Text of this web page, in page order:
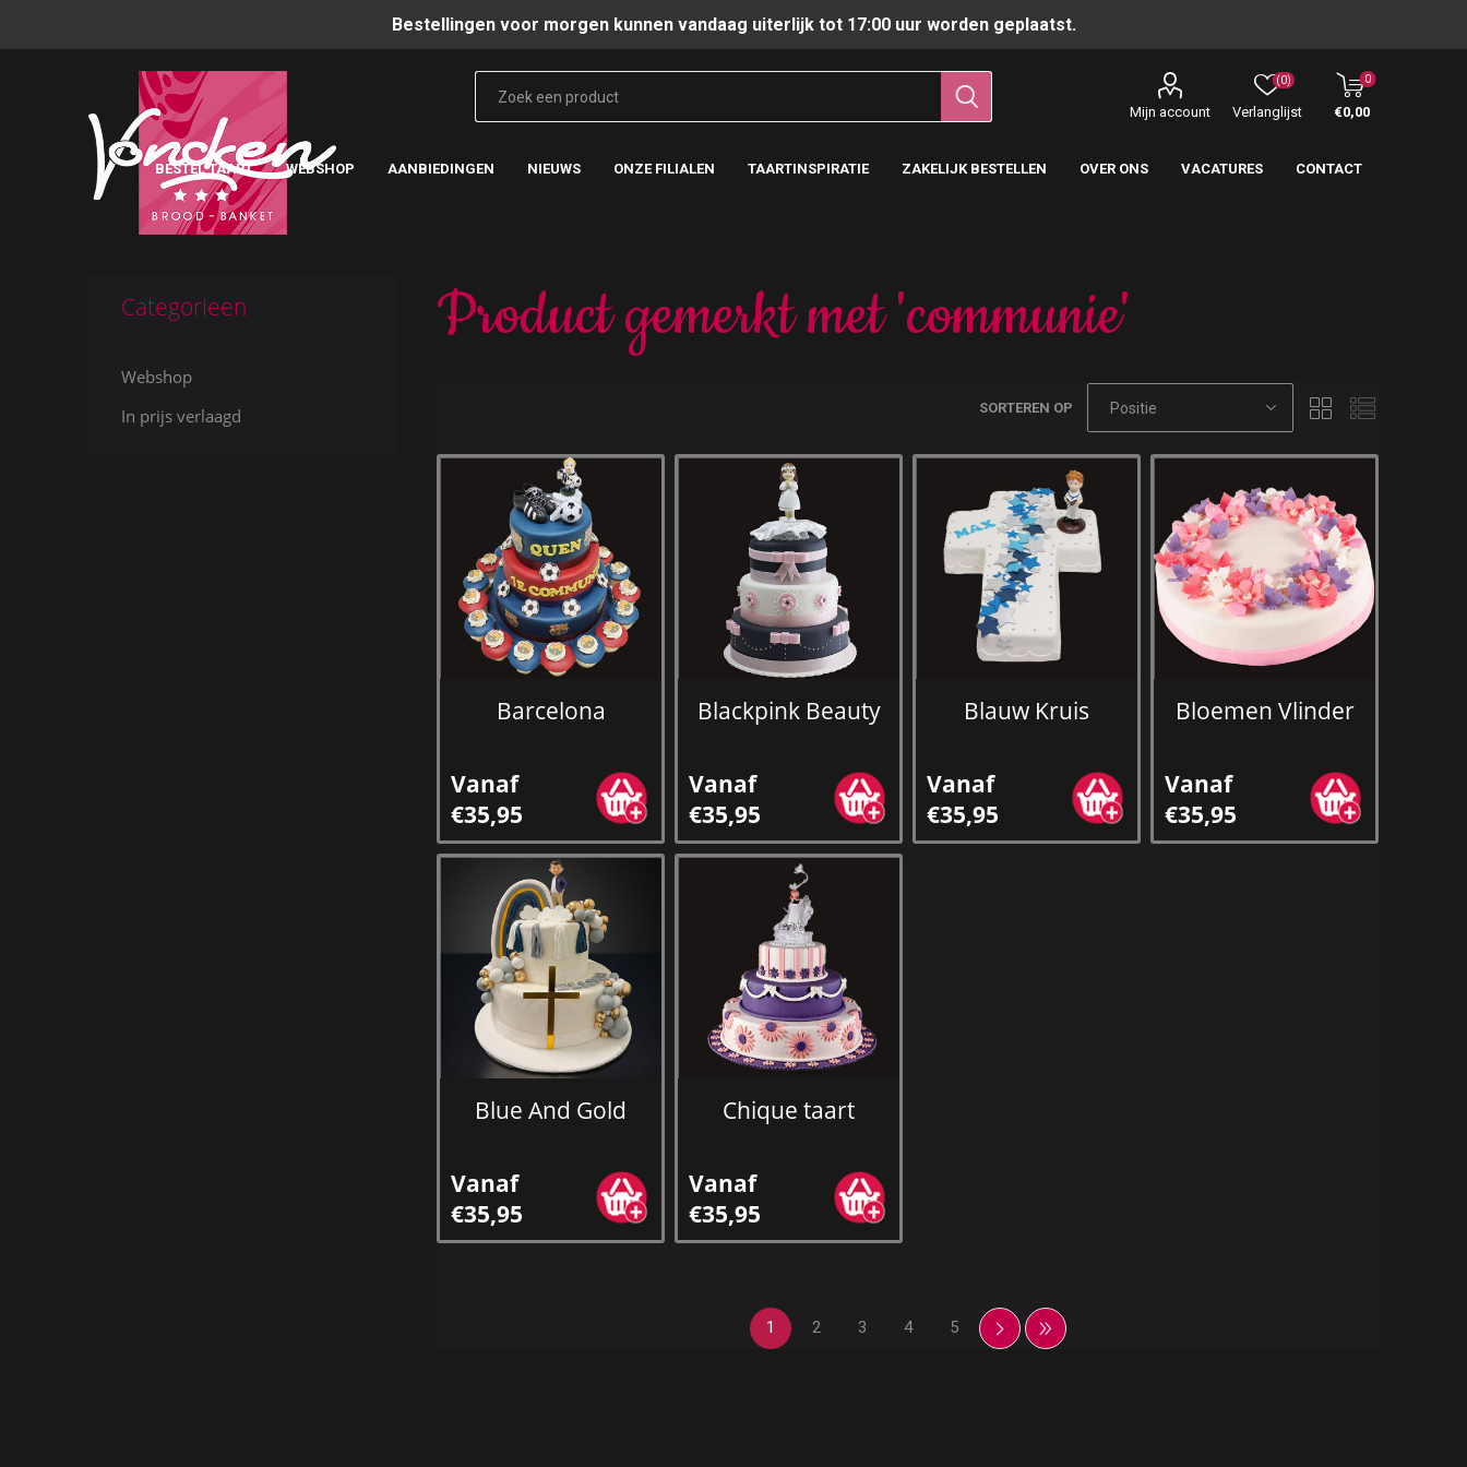
Bestellingen voor morgen kunnen vandaag uiterlijk tot 17:00 uur worden geplaatst.
Mijn account Verlanglijst
(0) 0
€0,00
BESTEL TAART WEBSHOP AANBIEDINGEN NIEUWS ONZE FILIALEN TAARTINSPIRATIE ZAKELIJK BESTELLEN OVER ONS VACATURES CONTACT
Product gemerkt met 'communie'
SORTEREN OP
Barcelona
Vanaf
€35,95
Blackpink Beauty
Vanaf
€35,95
Blauw Kruis
Vanaf
€35,95
Bloemen Vlinder
Vanaf
€35,95
Blue And Gold
Vanaf
€35,95
Chique taart
Vanaf
€35,95
1 2 3 4 5
Categorieen
Webshop
In prijs verlaagd